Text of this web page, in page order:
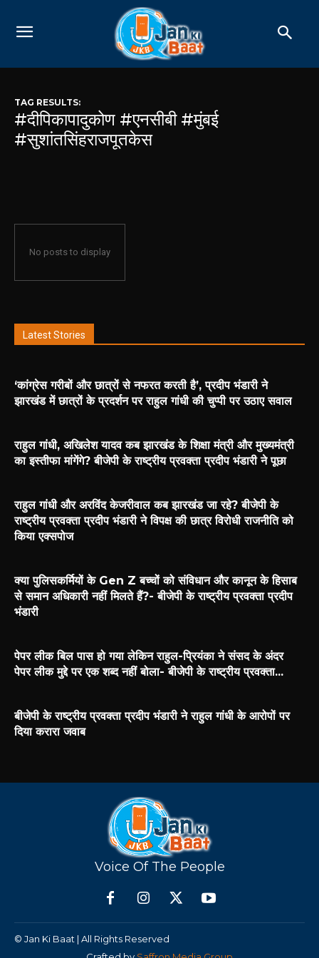
TAG RESULTS:
#दीपिकापादुकोण #एनसीबी #मुंबई
#सुशांतसिंहराजपूतकेस
No posts to display
Latest Stories
‘कांग्रेस गरीबों और छात्रों से नफरत करती है’, प्रदीप भंडारी ने
झारखंड में छात्रों के प्रदर्शन पर राहुल गांधी की चुप्पी पर उठाए सवाल
राहुल गांधी, अखिलेश यादव कब झारखंड के शिक्षा मंत्री और मुख्यमंत्री
का इस्तीफा मांगेंगे? बीजेपी के राष्ट्रीय प्रवक्ता प्रदीप भंडारी ने पूछा
राहुल गांधी और अरविंद केजरीवाल कब झारखंड जा रहे? बीजेपी के
राष्ट्रीय प्रवक्ता प्रदीप भंडारी ने विपक्ष की छात्र विरोधी राजनीति को
किया एक्सपोज
क्या पुलिसकर्मियों के Gen Z बच्चों को संविधान और कानून के हिसाब
से समान अधिकारी नहीं मिलते हैं?- बीजेपी के राष्ट्रीय प्रवक्ता प्रदीप
भंडारी
पेपर लीक बिल पास हो गया लेकिन राहुल-प्रियंका ने संसद के अंदर
पेपर लीक मुद्दे पर एक शब्द नहीं बोला- बीजेपी के राष्ट्रीय प्रवक्ता...
बीजेपी के राष्ट्रीय प्रवक्ता प्रदीप भंडारी ने राहुल गांधी के आरोपों पर
दिया करारा जवाब
Voice Of The People
© Jan Ki Baat | All Rights Reserved